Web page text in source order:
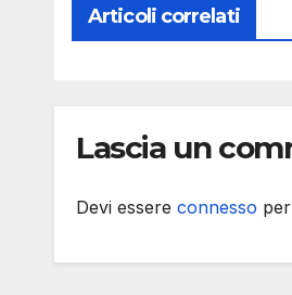
Articoli correlati
Lascia un
Devi essere connesso